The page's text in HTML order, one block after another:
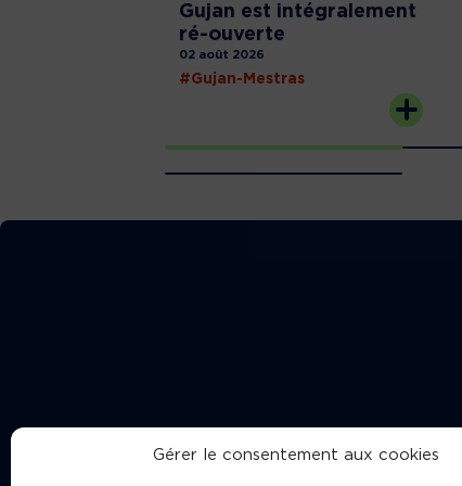
Gérer le consentement aux cookies
Gujan est intégralement
ré-ouverte
02 août 2026
#Gujan-Mestras